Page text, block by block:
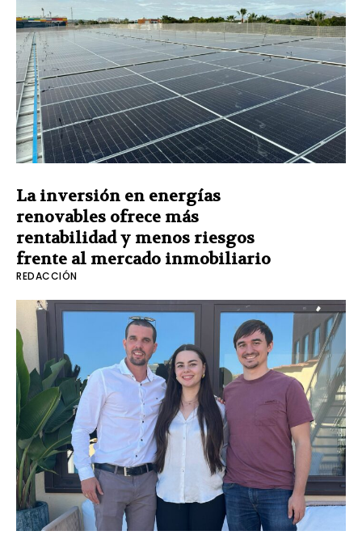
La inversión en energías
renovables ofrece más
rentabilidad y menos riesgos
frente al mercado inmobiliario
REDACCIÓN